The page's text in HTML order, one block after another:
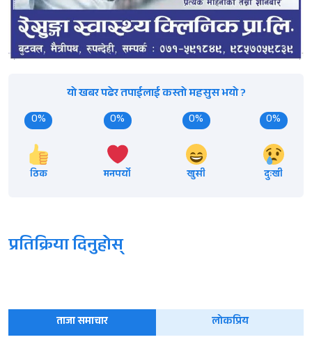
यो खबर पढेर तपाईलाई कस्तो महसुस भयो ?
0%
ठिक
0%
मनपर्यो
0%
खुसी
0%
दुःखी
प्रतिक्रिया दिनुहोस्
ताजा समाचार लोकप्रिय